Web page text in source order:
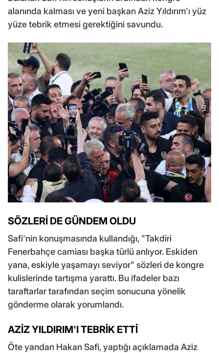
alanında kalması ve yeni başkan Aziz Yıldırım'ı yüz
yüze tebrik etmesi gerektiğini savundu.
SÖZLERİ DE GÜNDEM OLDU
Safi'nin konuşmasında kullandığı, "Takdiri
Fenerbahçe camiası başka türlü anlıyor. Eskiden
yana, eskiyle yaşamayı seviyor" sözleri de kongre
kulislerinde tartışma yarattı. Bu ifadeler bazı
taraftarlar tarafından seçim sonucuna yönelik
gönderme olarak yorumlandı.
AZİZ YILDIRIM'I TEBRİK ETTİ
Öte yandan Hakan Safi, yaptığı açıklamada Aziz